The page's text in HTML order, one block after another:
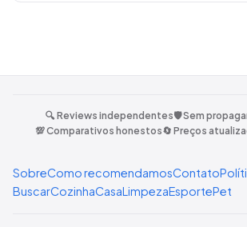
🔍 Reviews independentes🛡️ Sem
💯 Comparativos honestos🔄 Preços
SobreComo recomendamosContato
BuscarCozinhaCasaLimpezaEsportePet